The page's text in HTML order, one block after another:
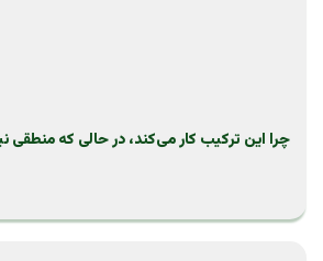
چرا این ترکیب کار می‌کند، در حالی که منطقی